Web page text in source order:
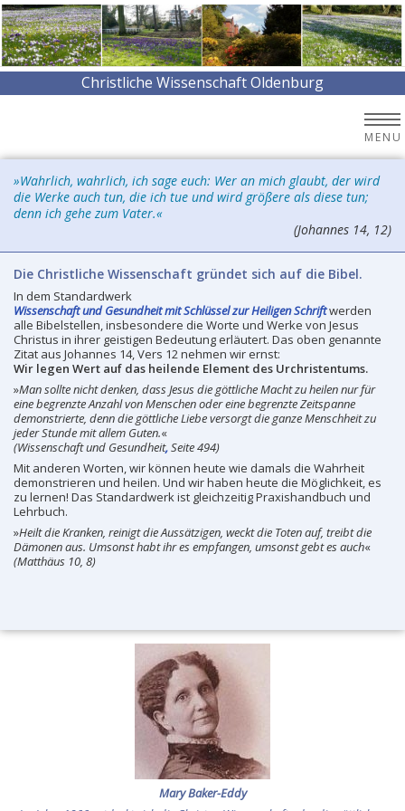
Christliche Wissenschaft Oldenburg
MENU
»Wahrlich, wahrlich, ich sage euch: Wer an mich glaubt, der wird
die Werke auch tun, die ich tue und wird größere als diese tun;
denn ich gehe zum Vater.«
(Johannes 14, 12)
Die Christliche Wissenschaft gründet sich auf die Bibel.
In dem Standardwerk
Wissenschaft und Gesundheit mit Schlüssel zur Heiligen Schriftwerden
alle Bibelstellen, insbesondere die Worte und Werke von Jesus
Christus in ihrer geistigen Bedeutung erläutert. Das oben genannte
Zitat aus Johannes 14, Vers 12 nehmen wir ernst:
Wir legen Wert auf das heilende Element des Urchristentums.
»Man sollte nicht denken, dass Jesus die göttliche Macht zu heilen nur für
eine begrenzte Anzahl von Menschen oder eine begrenzte Zeitspanne
demonstrierte, denn die göttliche Liebe versorgt die ganze Menschheit zu
jeder Stunde mit allem Guten.«
(Wissenschaft und Gesundheit,Seite 494)
Mit anderen Worten, wir können heute wie damals die Wahrheit
demonstrieren und heilen. Und wir haben heute die Möglichkeit, es
zu lernen! Das Standardwerk ist gleichzeitig Praxishandbuch und
Lehrbuch.
»Heilt die Kranken, reinigt die Aussätzigen, weckt die Toten auf, treibt die
Dämonen aus. Umsonst habt ihr es empfangen, umsonst gebt es auch«
(Matthäus 10, 8)
Mary Baker-Eddy